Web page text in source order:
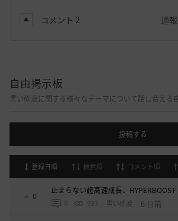
コメント 2 通報
自由掲示板
黒い砂漠に関する様々なテーマについて話し合える
投稿する
登録日順 検索順 コメント順
0
止まらない超高速成長、HYPERBOOST
0 923 黒い砂漠 6 日前